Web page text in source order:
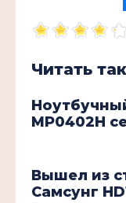
Читать
MP0402H
Вышел из
Самсунг